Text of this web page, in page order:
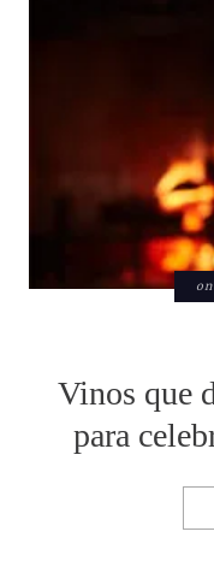
on
Vinos que
para